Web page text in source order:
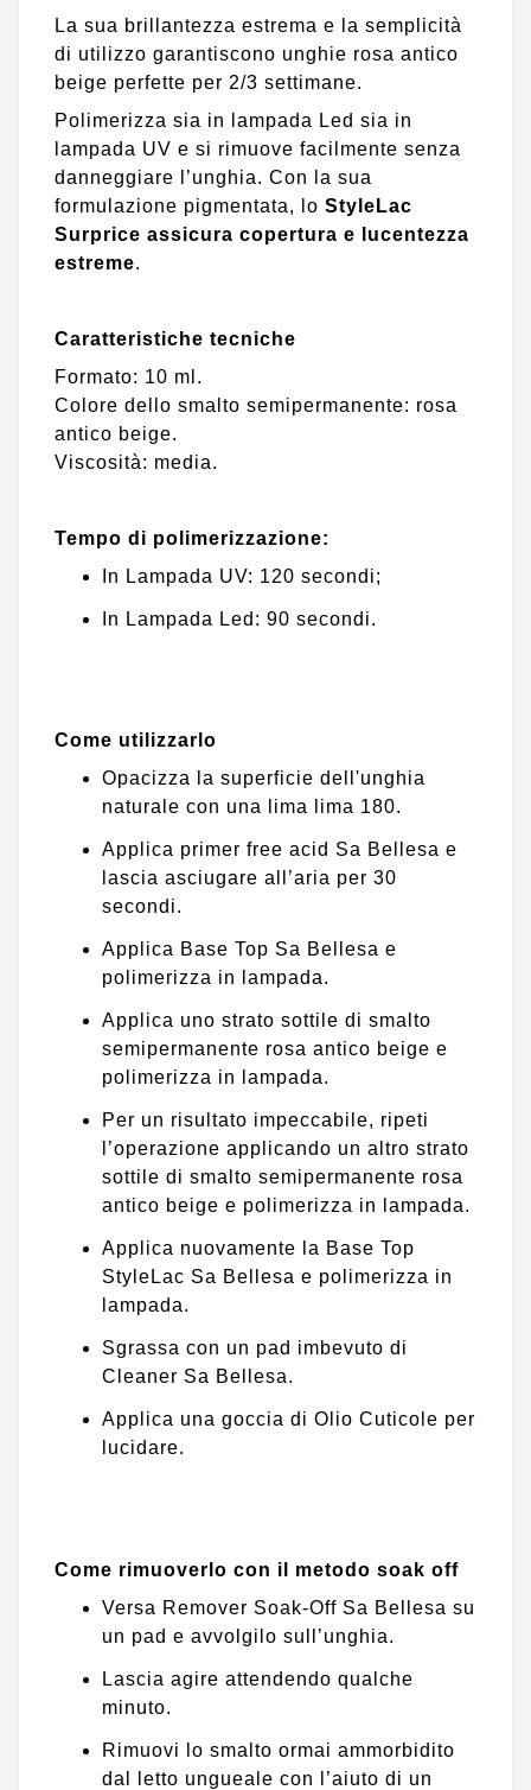
La sua brillantezza estrema e la semplicità
di utilizzo garantiscono unghie rosa antico
beige perfette per 2/3 settimane.
Polimerizza sia in lampada Led sia in
lampada UV e si rimuove facilmente senza
danneggiare l’unghia. Con la sua
formulazione pigmentata, lo StyleLac
Surprice assicura copertura e lucentezza
estreme.
Caratteristiche tecniche
Formato: 10 ml.
Colore dello smalto semipermanente: rosa
antico beige.
Viscosità: media.
Tempo di polimerizzazione:
In Lampada UV: 120 secondi;
In Lampada Led: 90 secondi.
Come utilizzarlo
Opacizza la superficie dell'unghia
naturale con una lima lima 180.
Applica primer free acid Sa Bellesa e
lascia asciugare all’aria per 30
secondi.
Applica Base Top Sa Bellesa e
polimerizza in lampada.
Applica uno strato sottile di smalto
semipermanente rosa antico beige e
polimerizza in lampada.
Per un risultato impeccabile, ripeti
l’operazione applicando un altro strato
sottile di smalto semipermanente rosa
antico beige e polimerizza in lampada.
Applica nuovamente la Base Top
StyleLac Sa Bellesa e polimerizza in
lampada.
Sgrassa con un pad imbevuto di
Cleaner Sa Bellesa.
Applica una goccia di Olio Cuticole per
lucidare.
Come rimuoverlo con il metodo soak off
Versa Remover Soak-Off Sa Bellesa su
un pad e avvolgilo sull’unghia.
Lascia agire attendendo qualche
minuto.
Rimuovi lo smalto ormai ammorbidito
dal letto ungueale con l’aiuto di un